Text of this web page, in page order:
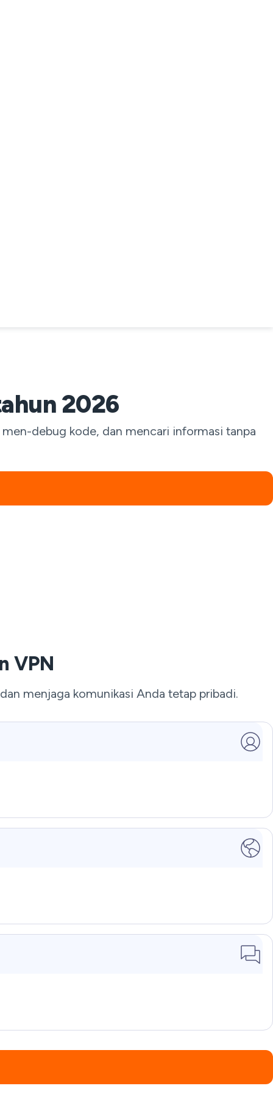
2026
debug kode, dan mencari informasi tanpa
VPN
menjaga komunikasi Anda tetap pribadi.